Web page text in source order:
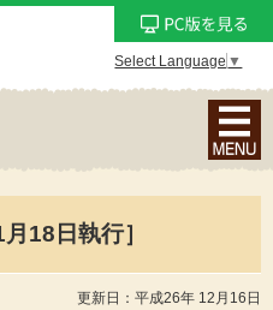
Select Language ▼
ナ
ビ
ン
18日執行］
更新日：平成26年 12月16日